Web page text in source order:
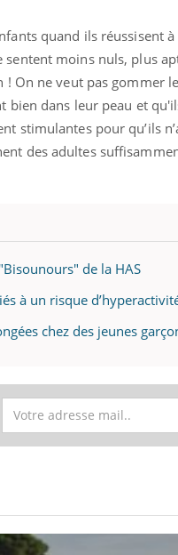
quand ils réussisent
moins nuls, plus
On ne veut pas gommer
dans leur peau et
stimulantes pour qu’ils
des adultes
de la HAS
à un risque
chez des jeunes